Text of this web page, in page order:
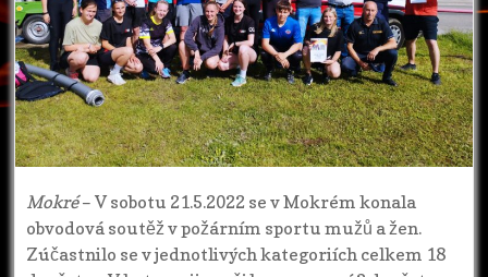
Mokré– V sobotu 21.5.2022 se v Mokrém konala
obvodová soutěž v požárním sportu mužů a žen.
Zúčastnilo se v jednotlivých kategoriích celkem 18